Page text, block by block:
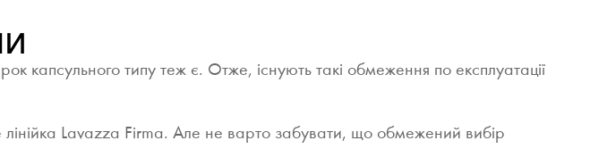
капсульного типу теж є. Отже, існують такі обмеження по експлуатації
Lavazza Firma. Але не варто забувати, що обмежений вибір